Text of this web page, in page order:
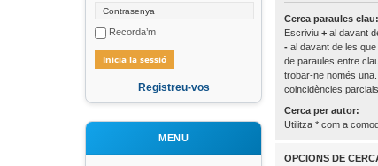
Recorda’m
Registreu-vos
MENU
Cerca paraules clau:
Escriviu + al davant
- al davant de les
de paraules entre
trobar-ne només
coincidències parcials.
Cerca per autor:
Utilitza * com a
OPCIONS DE